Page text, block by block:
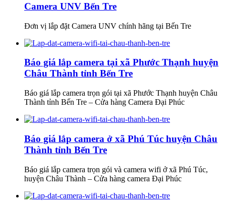
Camera UNV Bến Tre
Đơn vị lắp đặt Camera UNV chính hãng tại Bến Tre
Báo giá lắp camera tại xã Phước Thạnh huyện
Châu Thành tỉnh Bến Tre
Báo giá lắp camera trọn gói tại xã Phước Thạnh huyện Châu
Thành tỉnh Bến Tre – Cửa hàng Camera Đại Phúc
Báo giá lắp camera ở xã Phú Túc huyện Châu
Thành tỉnh Bến Tre
Báo giá lắp camera trọn gói và camera wifi ở xã Phú Túc,
huyện Châu Thành – Cửa hàng camera Đại Phúc